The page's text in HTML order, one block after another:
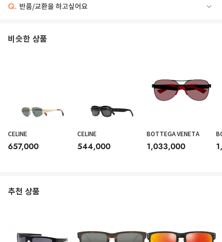
Q. 반품/교환을 하고싶어요
비슷한 상품
CELINE
657,000
CELINE
544,000
BOTTEGA VENETA
1,033,000
추천 상품